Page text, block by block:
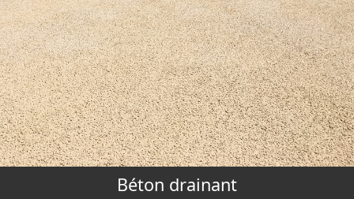
Béton drainant